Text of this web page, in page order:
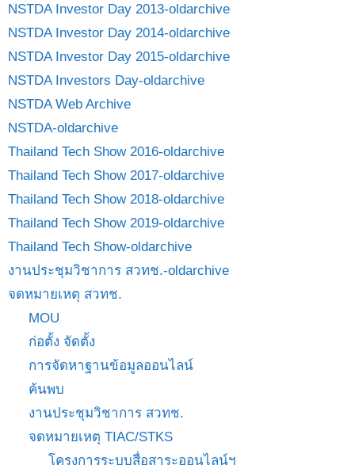
NSTDA Investor Day 2013-oldarchive
NSTDA Investor Day 2014-oldarchive
NSTDA Investor Day 2015-oldarchive
NSTDA Investors Day-oldarchive
NSTDA Web Archive
NSTDA-oldarchive
Thailand Tech Show 2016-oldarchive
Thailand Tech Show 2017-oldarchive
Thailand Tech Show 2018-oldarchive
Thailand Tech Show 2019-oldarchive
Thailand Tech Show-oldarchive
งานประชุมวิชาการ สวทช.-oldarchive
จดหมายเหตุ สวทช.
MOU
ก่อตั้ง จัดตั้ง
การจัดหาฐานข้อมูลออนไลน์
ค้นพบ
งานประชุมวิชาการ สวทช.
จดหมายเหตุ TIAC/STKS
โครงการระบบสื่อสาระออนไลน์ฯ